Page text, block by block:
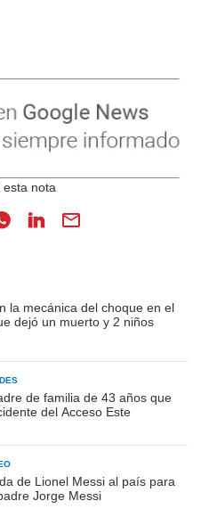
la mecánica del choque en el
dejó un muerto y 2 niños
de familia de 43 años que
del Acceso Este
de Lionel Messi al país para
Jorge Messi